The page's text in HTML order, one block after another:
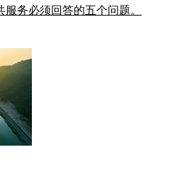
务必须回答的五个问题。